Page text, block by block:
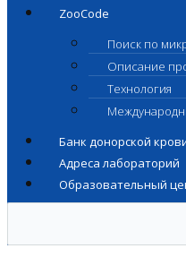
ZooCode
Поиск по
Описание
Технология
Банк донорской
Адреса лабораторий
Образовательный